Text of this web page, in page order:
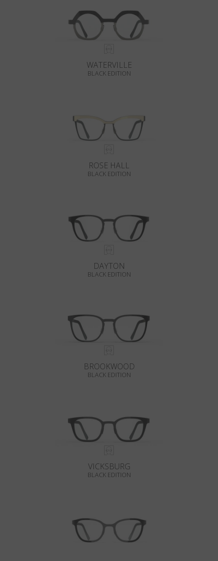
WATERVILLE
BLACK EDITION
ROSE HALL
BLACK EDITION
DAYTON
BLACK EDITION
BROOKWOOD
BLACK EDITION
VICKSBURG
BLACK EDITION